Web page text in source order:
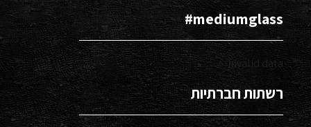
mediumglass#​
Invalid data
רשתות חברתיות